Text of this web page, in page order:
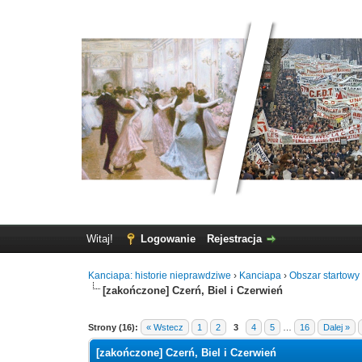
Witaj! Logowanie Rejestracja
Kanciapa: historie nieprawdziwe › Kanciapa ›Obszar
[zakończone] Czerń, Biel i Czerwień
Strony (16): « Wstecz 1 2 3 4 5 16 Dalej »
[zakończone] Czerń, Biel i Czerwień